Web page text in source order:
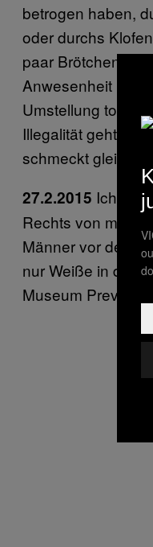
betrogen haben,
oder durchs
paar Brötchen,
Anwesenheit
Umstellung total
Illegalität geht
schmeckt gleich
27.2.2015 Ich
Rechts von mir
Männer vor der
nur Weiße in der
Museum Preview.